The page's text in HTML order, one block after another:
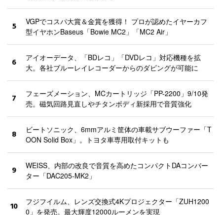
5
VGPでコスパ大賞＆金賞を獲得！ プロが認めたイヤーカフ
型イヤホンBaseus「Bowie MC2」「MC2 Air」
6
アイオーデータ、「BDレコ」「DVDレコ」対応機種を拡
大。各社ブルーレイレコーダーからのダビングが可能に
7
フェーズメーション、MCカートリッジ「PP-2200」9/10発
売。磁気回路見直しやチタンボディ新採用で音質強化
8
ビートソニック、6mmアルミ筐体の車載サブウーファー「T
OON Solid Box」。トヨタ車専用取付キットも
9
WEISS、内部の改良で音質を高めたコンパクトDAコンバー
ター「DAC205-MK2」
10
フジフイルム、レンズ交換式4Kプロジェクター「ZUH1200
0」を発売。最大輝度12000ルーメンを実現